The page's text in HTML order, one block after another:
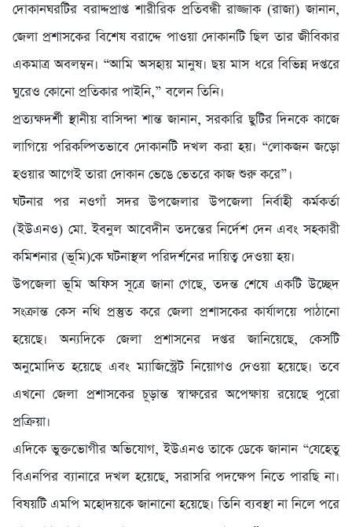
দোকানঘরটির বরাদ্দপ্রাপ্ত শারীরিক প্রতিবন্ধী রাজ্জাক (রাজা) জানান,
জেলা প্রশাসকের বিশেষ বরাদ্দে পাওয়া দোকানটি ছিল তার জীবিকার
একমাত্র অবলম্বন। “আমি অসহায় মানুষ। ছয় মাস ধরে বিভিন্ন দপ্তরে
ঘুরেও কোনো প্রতিকার পাইনি,” বলেন তিনি।
প্রত্যক্ষদর্শী স্থানীয় বাসিন্দা শান্ত জানান, সরকারি ছুটির দিনকে কাজে
লাগিয়ে পরিকল্পিতভাবে দোকানটি দখল করা হয়। “লোকজন জড়ো
হওয়ার আগেই তারা দোকান ভেঙে ভেতরে কাজ শুরু করে”।
ঘটনার পর নওগাঁ সদর উপজেলার উপজেলা নির্বাহী কর্মকর্তা
(ইউএনও) মো. ইবনুল আবেদীন তদন্তের নির্দেশ দেন এবং সহকারী
কমিশনার (ভূমি)কে ঘটনাস্থল পরিদর্শনের দায়িত্ব দেওয়া হয়।
উপজেলা ভূমি অফিস সূত্রে জানা গেছে, তদন্ত শেষে একটি উচ্ছেদ
সংক্রান্ত কেস নথি প্রস্তুত করে জেলা প্রশাসকের কার্যালয়ে পাঠানো
হয়েছে। অন্যদিকে জেলা প্রশাসনের দপ্তর জানিয়েছে, কেসটি
অনুমোদিত হয়েছে এবং ম্যাজিস্ট্রেট নিয়োগও দেওয়া হয়েছে। তবে
এখনো জেলা প্রশাসকের চূড়ান্ত স্বাক্ষরের অপেক্ষায় রয়েছে পুরো
প্রক্রিয়া।
এদিকে ভুক্তভোগীর অভিযোগ, ইউএনও তাকে ডেকে জানান “যেহেতু
বিএনপির ব্যানারে দখল হয়েছে, সরাসরি পদক্ষেপ নিতে পারছি না।
বিষয়টি এমপি মহোদয়কে জানানো হয়েছে। তিনি ব্যবস্থা না নিলে পরে